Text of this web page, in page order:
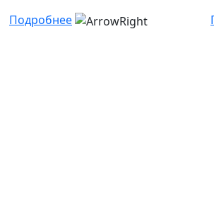
Подробнее